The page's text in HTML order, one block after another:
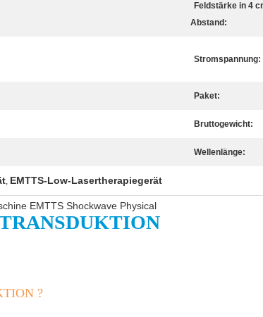
Feldstärke in 4
Abstand:
Stromspannung:
Paket:
Bruttogewicht:
Wellenlänge:
, EMTTS-Low-Lasertherapiegerät
EMTTS Shockwave Physical
?